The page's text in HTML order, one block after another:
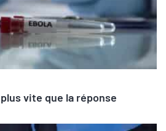
vite que la réponse